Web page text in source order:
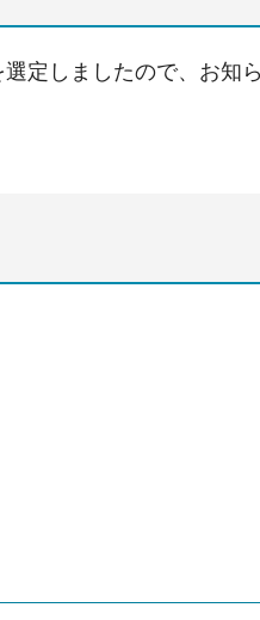
定しましたので、お知ら